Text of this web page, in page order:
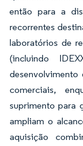
então para a
recorrentes
laboratórios de
(incluindo
desenvolvimento
comerciais,
suprimento para
ampliam o
aquisição